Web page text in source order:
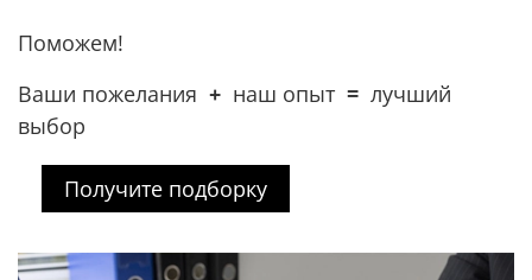
Поможем!
Ваши пожелания + наш опыт = лучший
выбор
Получите подборку